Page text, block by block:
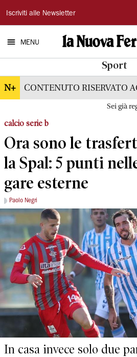
La
Nuova
Ferrara
Iscriviti alle Newsletter
MENU
Sport
N+ CONTENUTO RISERVATO
Sei già
calcio serie b
Ora sono le
la Spal: 5 punti
gare esterne
Paolo Negri
In casa invece solo due